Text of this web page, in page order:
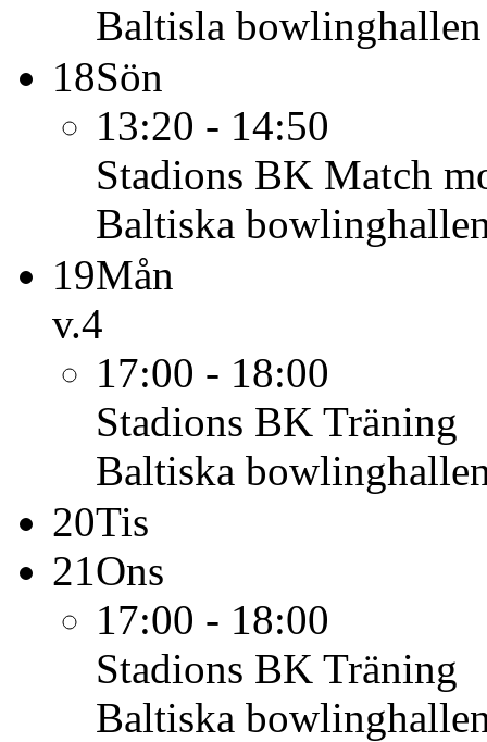
Baltisla bowlinghallen
18Sön
13:20 - 14:50
Stadions BK Match
Baltiska
19Mån
v.4
17:00 - 18:00
Stadions BK Träning
Baltiska
20Tis
21Ons
17:00 - 18:00
Stadions BK Träning
Baltiska